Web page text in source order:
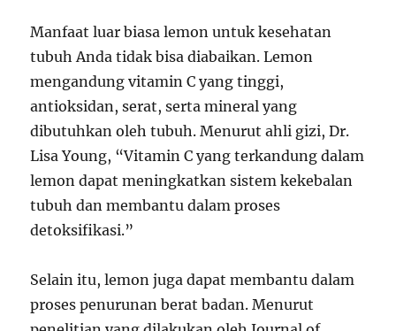
Manfaat luar biasa lemon untuk kesehatan
tubuh Anda tidak bisa diabaikan. Lemon
mengandung vitamin C yang tinggi,
antioksidan, serat, serta mineral yang
dibutuhkan oleh tubuh. Menurut ahli gizi, Dr.
Lisa Young, “Vitamin C yang terkandung dalam
lemon dapat meningkatkan sistem kekebalan
tubuh dan membantu dalam proses
detoksifikasi.”
Selain itu, lemon juga dapat membantu dalam
proses penurunan berat badan. Menurut